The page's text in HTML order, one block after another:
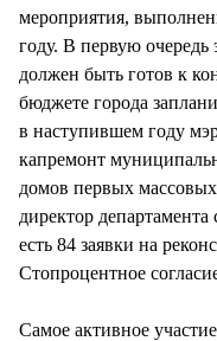
мероприятия,
году. В первую очередь
должен быть готов к
бюджете города
в наступившем году
капремонт
домов первых
директор
есть 84 заявки на
Стопроцентное
Самое активное